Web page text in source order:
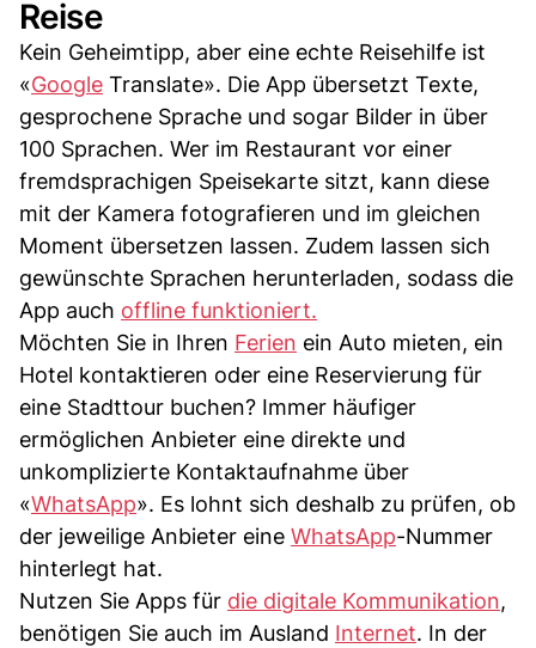
Reise
Kein Geheimtipp, aber eine echte Reisehilfe ist
«Google Translate». Die App übersetzt Texte,
gesprochene Sprache und sogar Bilder in über
100 Sprachen. Wer im Restaurant vor einer
fremdsprachigen Speisekarte sitzt, kann diese
mit der Kamera fotografieren und im gleichen
Moment übersetzen lassen. Zudem lassen sich
gewünschte Sprachen herunterladen, sodass die
App auch offline funktioniert.
Möchten Sie in Ihren Ferien ein Auto mieten, ein
Hotel kontaktieren oder eine Reservierung für
eine Stadttour buchen? Immer häufiger
ermöglichen Anbieter eine direkte und
unkomplizierte Kontaktaufnahme über
«WhatsApp». Es lohnt sich deshalb zu prüfen, ob
der jeweilige Anbieter eine WhatsApp-Nummer
hinterlegt hat.
Nutzen Sie Apps für die digitale Kommunikation,
benötigen Sie auch im Ausland Internet. In der